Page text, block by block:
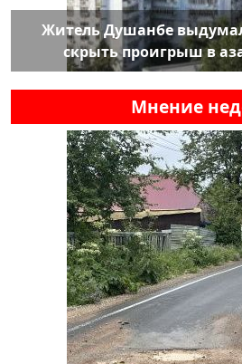
Житель Душанбе
скрыть проигрыш в
Мнение